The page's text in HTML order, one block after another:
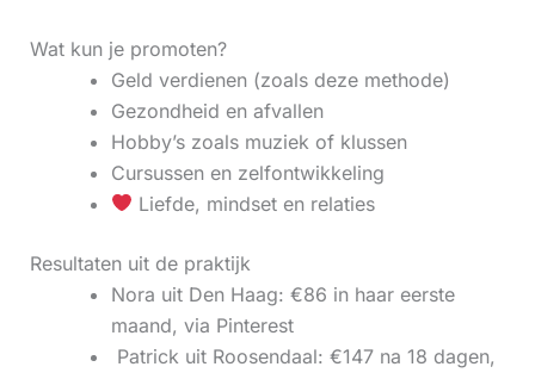
Wat kun je promoten?
Geld verdienen (zoals deze methode)
Gezondheid en afvallen
Hobby’s zoals muziek of klussen
Cursussen en zelfontwikkeling
Liefde, mindset en relaties
Resultaten uit de praktijk
Nora uit Den Haag: €86 in haar eerste
maand, via Pinterest
‍ Patrick uit Roosendaal: €147 na 18 dagen,